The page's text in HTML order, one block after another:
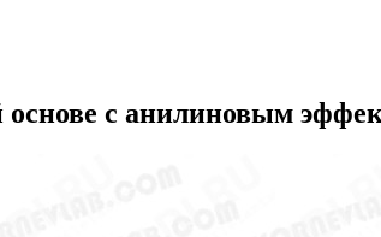
с анилиновым